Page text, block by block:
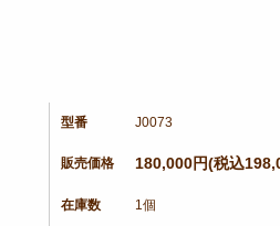
型番 J0073
販売価格 180,000円(税込
在庫数 1個